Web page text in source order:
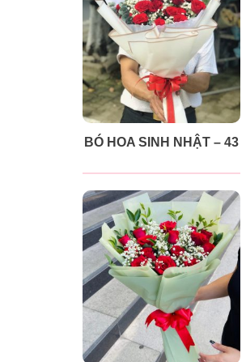
BÓ HOA SINH NHẬT – 43